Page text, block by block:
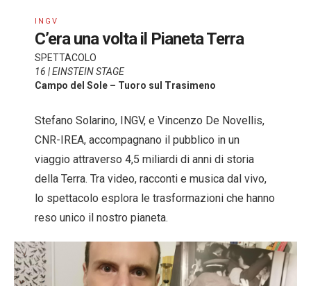
INGV
C’era una volta il Pianeta Terra
SPETTACOLO
16 | EINSTEIN STAGE
Campo del Sole – Tuoro sul Trasimeno
Stefano Solarino, INGV, e Vincenzo De Novellis,
CNR-IREA, accompagnano il pubblico in un
viaggio attraverso 4,5 miliardi di anni di storia
della Terra. Tra video, racconti e musica dal vivo,
lo spettacolo esplora le trasformazioni che hanno
reso unico il nostro pianeta.